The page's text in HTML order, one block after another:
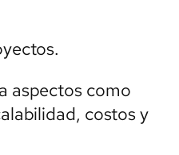
aspectos como
costos y